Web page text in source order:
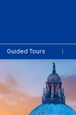
Guided Tours